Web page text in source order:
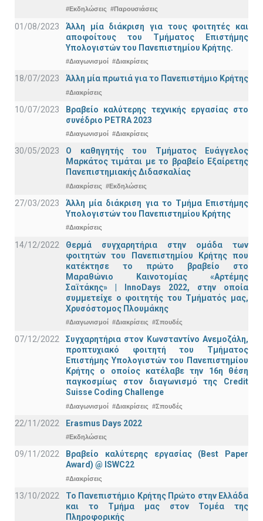
#Εκδηλώσεις #Παρουσιάσεις
01/08/2023
Άλλη μία διάκριση για τους φοιτητές και
αποφοίτους του Τμήματος Επιστήμης
Υπολογιστών του Πανεπιστημίου Κρήτης.
#Διαγωνισμοί #Διακρίσεις
18/07/2023 Άλλη μία πρωτιά για το Πανεπιστήμιο Κρήτης
#Διακρίσεις
10/07/2023
Βραβείο καλύτερης τεχνικής εργασίας στο
συνέδριο PETRA 2023
#Διαγωνισμοί #Διακρίσεις
30/05/2023
Ο καθηγητής του Τμήματος Ευάγγελος
Μαρκάτος τιμάται με το βραβείο Εξαίρετης
Πανεπιστημιακής Διδασκαλίας
#Διακρίσεις #Εκδηλώσεις
27/03/2023
Άλλη μία διάκριση για το Τμήμα Επιστήμης
Υπολογιστών του Πανεπιστημίου Κρήτης
#Διακρίσεις
14/12/2022
Θερμά συγχαρητήρια στην ομάδα των
φοιτητών του Πανεπιστημίου Κρήτης που
κατέκτησε το πρώτο βραβείο στο
Μαραθώνιο Καινοτομίας «Αρτέμης
Σαϊτάκης» | InnoDays 2022, στην οποία
συμμετείχε ο φοιτητής του Τμήματός μας,
Χρυσόστομος Πλουμάκης
#Διαγωνισμοί #Διακρίσεις #Σπουδές
07/12/2022
Συγχαρητήρια στον Κωνσταντίνο Ανεμοζάλη,
προπτυχιακό φοιτητή του Τμήματος
Επιστήμης Υπολογιστών του Πανεπιστημίου
Κρήτης ο οποίος κατέλαβε την 16η θέση
παγκοσμίως στον διαγωνισμό της Credit
Suisse Coding Challenge
#Διαγωνισμοί #Διακρίσεις #Σπουδές
22/11/2022 Erasmus Days 2022
#Εκδηλώσεις
09/11/2022
Βραβείο καλύτερης εργασίας (Best Paper
Award) @ ISWC22
#Διακρίσεις
13/10/2022
Το Πανεπιστήμιο Κρήτης Πρώτο στην Ελλάδα
και το Τμήμα μας στον Τομέα της
Πληροφορικής